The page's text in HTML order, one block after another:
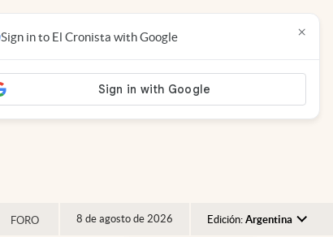
FORO 8 de agosto de 2026 Edición: Argentina
Sign in to El Cronista with Google ×